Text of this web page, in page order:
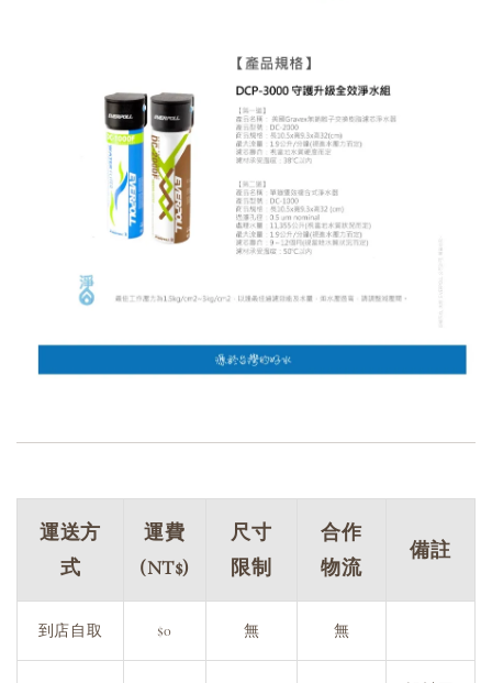
運送方
式
運費
(NT$)
尺寸
限制
合作
物流
備註
到店自取 $0 無 無